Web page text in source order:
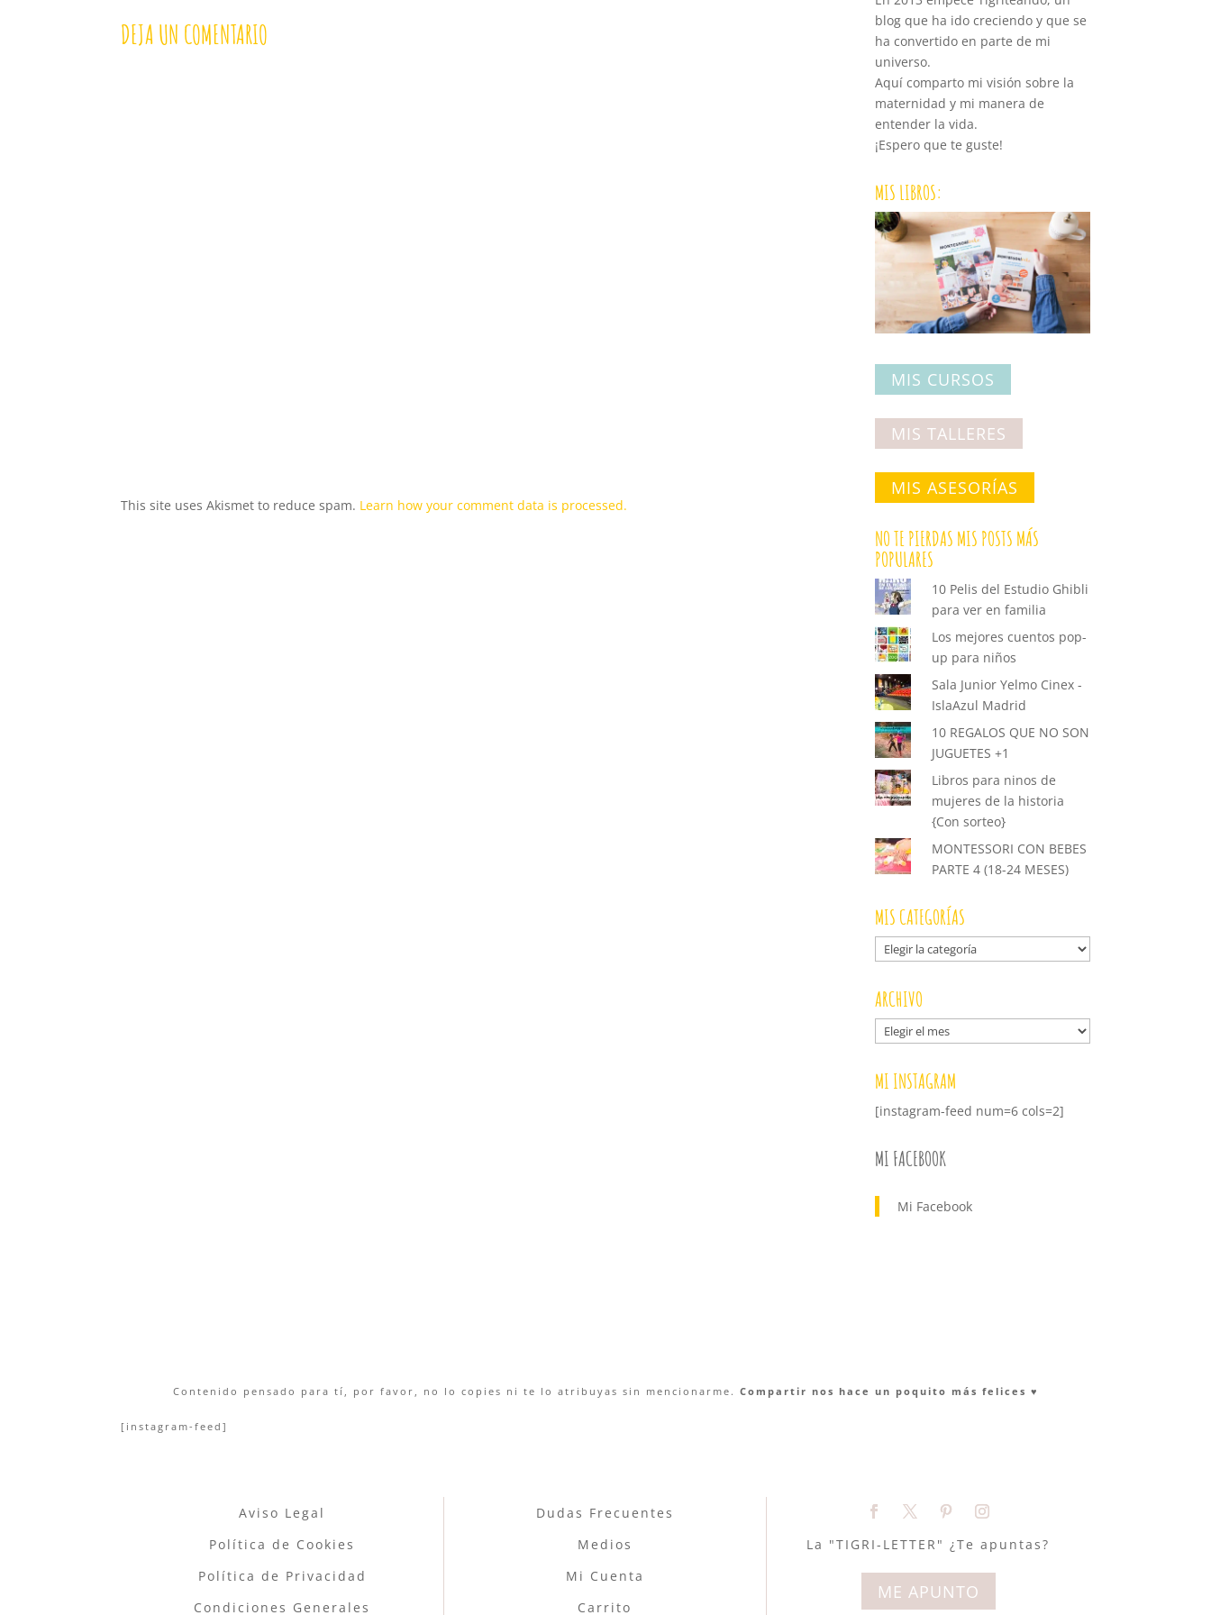
DEJA UN COMENTARIO
This site uses Akismet to reduce spam. Learn how your comment data is processed.
blog que ha ido creciendo y que se
ha convertido en parte de mi
universo.
Aquí comparto mi visión sobre la
maternidad y mi manera de
entender la vida.
¡Espero que te guste!
MIS LIBROS:
MIS CURSOS
MIS TALLERES
MIS ASESORÍAS
NO TE PIERDAS MIS POSTS MÁS
POPULARES
10 Pelis del Estudio Ghibli
para ver en familia
Los mejores cuentos pop-
up para niños
Sala Junior Yelmo Cinex -
IslaAzul Madrid
10 REGALOS QUE NO SON
JUGUETES +1
Libros para ninos de
mujeres de la historia
{Con sorteo}
MONTESSORI CON BEBES
PARTE 4 (18-24 MESES)
MIS CATEGORÍAS
Mis
categorías
ARCHIVO
Archivo
MI INSTAGRAM
[instagram-feed num=6 cols=2]
MI FACEBOOK
Mi Facebook
Contenido pensado para tí, por favor, no lo copies ni te lo atribuyas sin mencionarme. Compartir nos hace un poquito más felices ♥︎
[instagram-feed]
Aviso Legal
Política de Cookies
Política de Privacidad
Condiciones Generales
Dudas Frecuentes
Medios
Mi Cuenta
Carrito
La "TIGRI-LETTER" ¿Te apuntas?
ME APUNTO